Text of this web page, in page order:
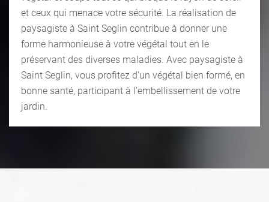
et ceux qui menace votre sécurité. La réalisation de
paysagiste à Saint Seglin contribue à donner une
forme harmonieuse à votre végétal tout en le
préservant des diverses maladies. Avec paysagiste à
Saint Seglin, vous profitez d’un végétal bien formé, en
bonne santé, participant à l’embellissement de votre
jardin.